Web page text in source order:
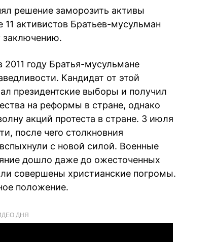
решение заморозить активы
активистов Братьев-мусульман
заключению.
году Братья-мусульмане
Кандидат от этой
президентские выборы и получил
на реформы в стране, однако
акций протеста в стране. 3 июля
после чего столкновния
с новой силой. Военные
дошло даже до ожесточенных
совершены христианские погромы.
положение.
ДНЯ